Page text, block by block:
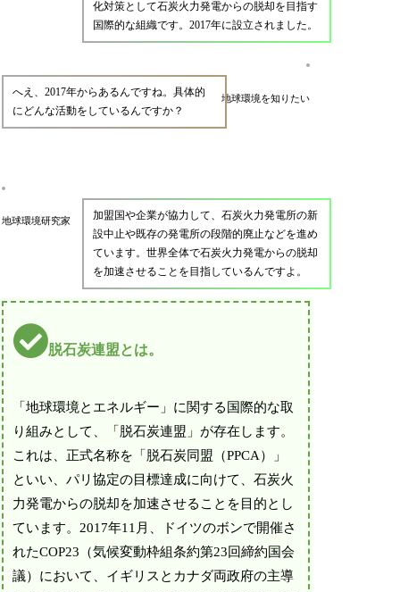
化対策として石炭火力発電からの脱却を目指す
国際的な組織です。2017年に設立されました。
地球環境を知りたい
へえ、2017年からあるんですね。具体的
にどんな活動をしているんですか？
地球環境研究家
加盟国や企業が協力して、石炭火力発電所の新
設中止や既存の発電所の段階的廃止などを進め
ています。世界全体で石炭火力発電からの脱却
を加速させることを目指しているんですよ。
脱石炭連盟とは。
「地球環境とエネルギー」に関する国際的な取
り組みとして、「脱石炭連盟」が存在します。
これは、正式名称を「脱石炭同盟（PPCA）」
といい、パリ協定の目標達成に向けて、石炭火
力発電からの脱却を加速させることを目的とし
ています。2017年11月、ドイツのボンで開催さ
れたCOP23（気候変動枠組条約第23回締約国会
議）において、イギリスとカナダ両政府の主導